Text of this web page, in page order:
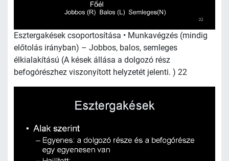
Esztergakések csoportosítása • Munkavégzés (mindig
előtolás irányban) – Jobbos, balos, semleges
élkialakítású (A kések állása a dolgozó rész
befogórészhez viszonyított helyzetét jelenti. ) 22